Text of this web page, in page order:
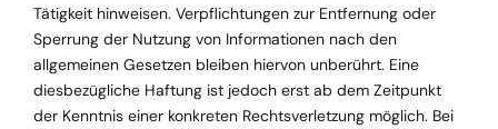
Tätigkeit hinweisen. Verpflichtungen zur Entfernung oder
Sperrung der Nutzung von Informationen nach den
allgemeinen Gesetzen bleiben hiervon unberührt. Eine
diesbezügliche Haftung ist jedoch erst ab dem Zeitpunkt
der Kenntnis einer konkreten Rechtsverletzung möglich. Bei